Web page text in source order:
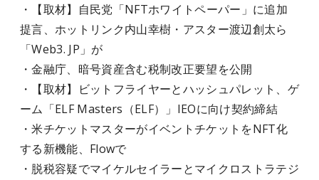
・【取材】自民党「NFTホワイトペーパー」に追加
提言、ホットリンク内山幸樹・アスター渡辺創太ら
「Web3. JP」が
・金融庁、暗号資産含む税制改正要望を公開
・【取材】ビットフライヤーとハッシュパレット、ゲ
ーム「ELF Masters（ELF）」IEOに向け契約締結
・米チケットマスターがイベントチケットをNFT化
する新機能、Flowで
・脱税容疑でマイケルセイラーとマイクロストラテジ